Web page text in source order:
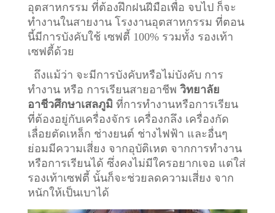
อุตสาหกรรม ที่ต้องฝึกฝนฝีมือเพื่อ จบไป ก็จะ
ทำงานในสายงาน โรงงานอุตสาหกรรม ที่ตอน
นี้มีการบังคับใช้ เซฟตี้ 100% รวมทั้ง รองเท้า
เซฟตี้ด้วย
ถึงแม้ว่า จะมีการบังคับหรือไม่บังคับ การ
ทำงาน หรือ การเรียนสายอาชีพ วิทยาลัย
อาชีวศึกษาเสลภูมิ ที่การทำงานหรือการเรียน
ที่ต้องอยู่กับเครื่องจักร เครื่องกลึง เครื่องกัด
เลื่อยตัดเหล็ก ช่างยนต์ ช่างไฟฟ้า และอื่นๆ
ย่อมมีความเสี่ยง จากอุบัติเหต จากการทำงาน
หรือการเรียนได้ ซึ่งคงไม่มีใครอยากเจอ แต่ใส่
รองเท้าเซฟตี้ นั้นก็จะช่วยลดความเสี่ยง จาก
หนักให้เป็นเบาได้